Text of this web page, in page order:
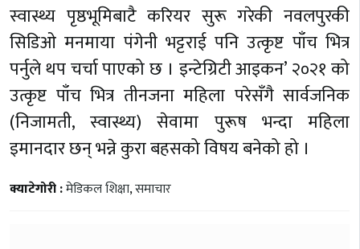
स्वास्थ्य पृष्ठभूमिबाटै करियर सुरू गरेकी नवलपुरकी
सिडिओ मनमाया पंगेनी भट्टराई पनि उत्कृष्ट पाँच भित्र
पर्नुले थप चर्चा पाएको छ । इन्टेग्रिटी आइकन’ २०२१ को
उत्कृष्ट पाँच भित्र तीनजना महिला परेसँगै सार्वजनिक
(निजामती, स्वास्थ्य) सेवामा पुरूष भन्दा महिला
इमानदार छन् भन्ने कुरा बहसको विषय बनेको हो ।
क्याटेगोरी :मेडिकल शिक्षा,समाचार